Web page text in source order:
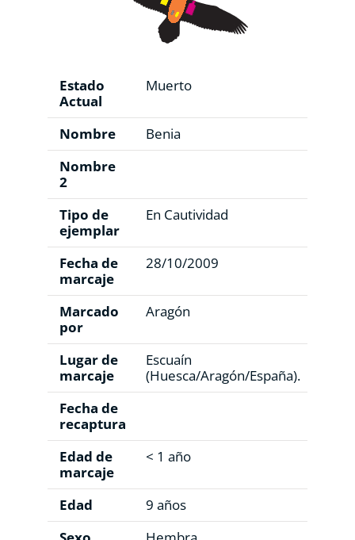
Estado
Actual
Muerto
Nombre
Benia
Nombre
2
Tipo de
ejemplar
En Cautividad
Fecha de
marcaje
28/10/2009
Marcado
por
Aragón
Lugar de
marcaje
Escuaín
(Huesca/Aragón/España).
Fecha de
recaptura
Edad de
marcaje
< 1 año
Edad
9 años